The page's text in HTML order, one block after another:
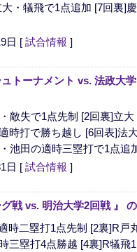
・犠飛で1点追加 [7回裏]
日 [ 試合情報 ]
ュトーナメント vs. 法政大
敵失で1点先制 [2回裏]立
時打で勝ち越し [6回表]法
池田の適時三塁打で1点追
日 [ 試合情報 ]
グ戦 vs. 明治大学2回戦 』
時二塁打1点先制 [2裏]R戸
三塁打4点勝越 [4裏]R犠飛